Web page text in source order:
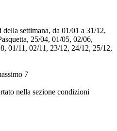
settimana, da 01/01 a 31/12,
25/04, 01/05, 02/06,
01/11, 02/11, 23/12, 24/12, 25/12,
7
nella sezione condizioni